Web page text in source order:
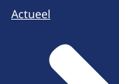
Actueel